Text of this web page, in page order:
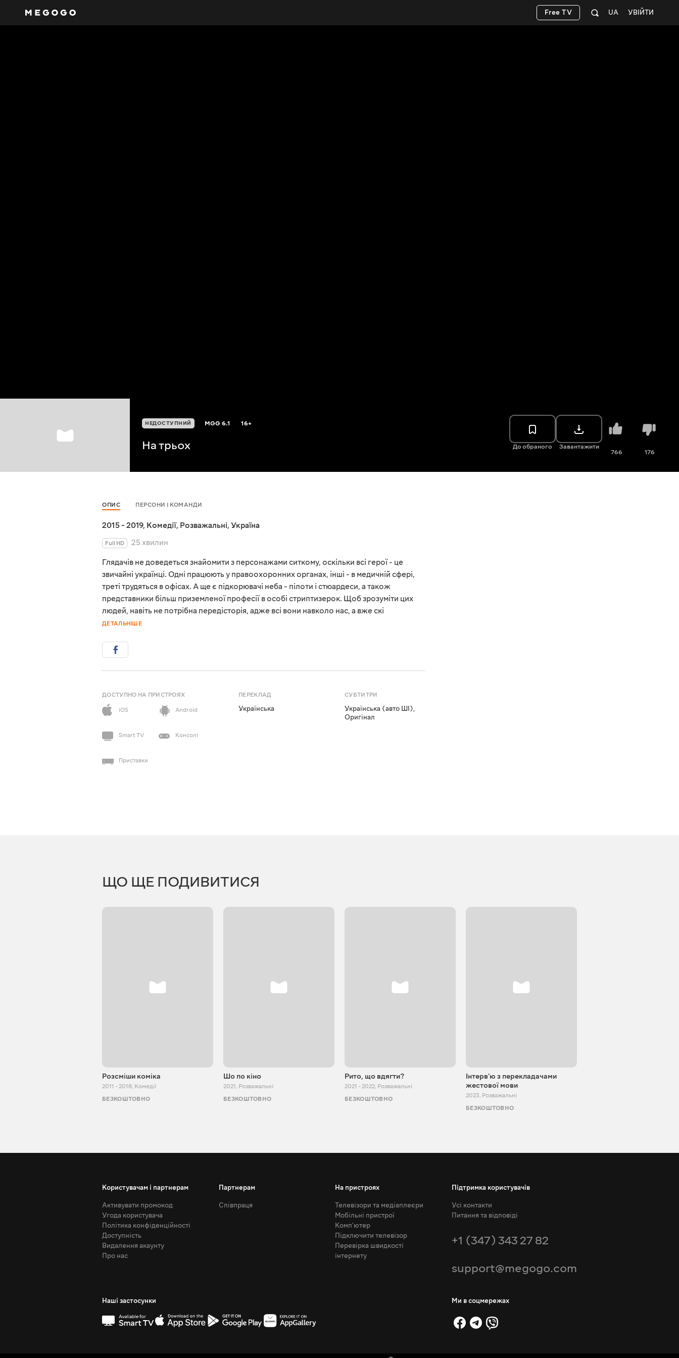
УВІЙТИ
UA
Free TV
НЕДОСТУПНИЙ MGG6.1 16+
На трьох До обраного Завантажити
766 176
ОПИС ПЕРСОНИ І КОМАНДИ
2015 - 2019, Комедії, Розважальні, Україна
Full HD
25 хвилин
Глядачів не доведеться знайомити з персонажами ситкому, оскільки всі герої - це
звичайні українці. Одні працюють у правоохоронних органах, інші - в медичній сфері,
треті трудяться в офісах. А ще є підкорювачі неба - пілоти і стюардеси, а також
представники більш приземленої професії в особі стриптизерок. Щоб зрозуміти цих
людей, навіть не потрібна передісторія, адже всі вони навколо нас, а вже скі
ДЕТАЛЬНІШЕ
ДОСТУПНО НА ПРИСТРОЯХ
iOS
Android
Smart TV Консолі
Приставки
ПЕРЕКЛАД
Українська
СУБТИТРИ
Українська (авто ШІ),
Оригінал
ЩО ЩЕ ПОДИВИТИСЯ
Розсміши коміка
2011 - 2018, Комедії
БЕЗКОШТОВНО
Шо по кіно
2021, Розважальні
БЕЗКОШТОВНО
Рито, що вдягти?
2021 - 2022, Розважальні
БЕЗКОШТОВНО
Інтерв'ю з перекладачами
жестової мови
2023, Розважальні
БЕЗКОШТОВНО
Користувачам і партнерам
Активувати промокод
Угода користувача
Політика конфіденційності
Доступність
Видалення акаунту
Про нас
Партнерам
Співпраця
На пристроях
Телевізори та медіаплеєри
Мобільні пристрої
Комп'ютер
Підключити телевізор
Перевірка швидкості
інтернету
Підтримка користувачів
Усі контакти
Питання та відповіді
+1 (347) 343 27 82
support@megogo.com
Наші застосунки Ми в соцмережах